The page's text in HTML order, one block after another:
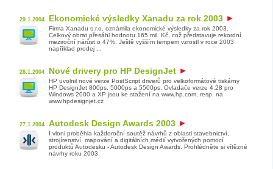
29.1.2004 Ekonomické výsledky Xanadu za rok 2003
Firma Xanadu s.r.o. oznámila ekonomické výsledky za rok 2003.
Celkový obrat přesáhl hodnotu 165 mil. Kč, což představuje rekordní
meziroční nárůst o 47%. Ještě vyšším tempem vzrostl v roce 2003
například prodej ...
28.1.2004 Nové drivery pro HP DesignJet
HP uvolnil nové verze PostScript driverů pro velkoformátové tiskárny
HP DesignJet 800ps, 5000ps a 5500ps. Ovladače verze 4.28 pro
Windows 2000 a XP jsou ke stažení na www.hp.com, resp. na
www.hpdesignjet.cz
27.1.2004 Autodesk Design Awards 2003
I vloni proběhla každoroční soutěž návrhů z oblasti stavebnictví,
strojírenství, mapování a digitálních médií vytvořených pomocí
produktů Autodesku - Autodesk Design Awards. Prohlédněte si vítězné
návrhy roku 2003.